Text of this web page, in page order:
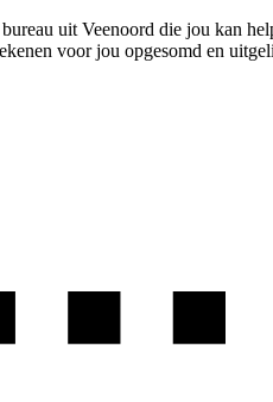
uit Veenoord die jou kan
voor jou opgesomd en